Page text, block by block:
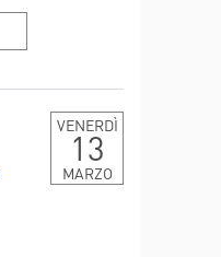
VENERDÌ
13
MARZO